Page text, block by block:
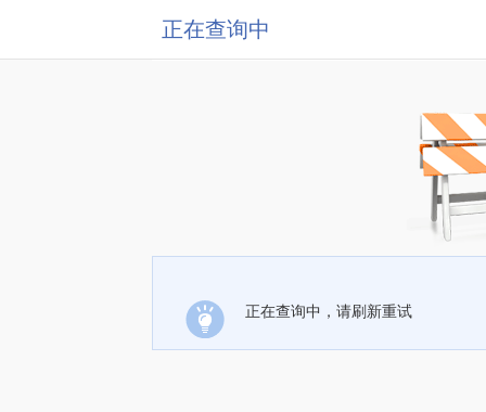
正在查询中
正在查询中，请刷新重试